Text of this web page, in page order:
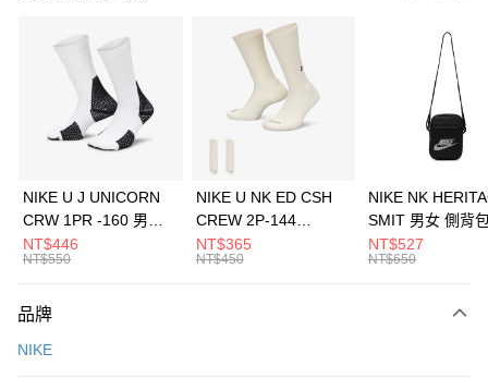
3 期 0 利率 每期 21家銀行
合作金庫商業銀行
第一商業銀行
華南商業銀行
彰化商業銀行
上海商業儲蓄銀行
元大商業銀行
台灣樂天信用卡公司
Apple Pay
全盈+PAY
AFTEE先享後付
【關於「AFTEE先享後付」】
便利好安心！
運送方式
NIKE U J UNICORN
CRW 1PR -160 男女
中統襪 FZ3393100
NT$446
NT$550
NIKE U NK ED CSH
CREW 2P-144
EMBRDY 男女 短統襪
FZ3073133
NT$365
NT$450
NIKE NK
SMIT 男女 側背
BA5871010
NT$527
NT$650
品牌
NIKE